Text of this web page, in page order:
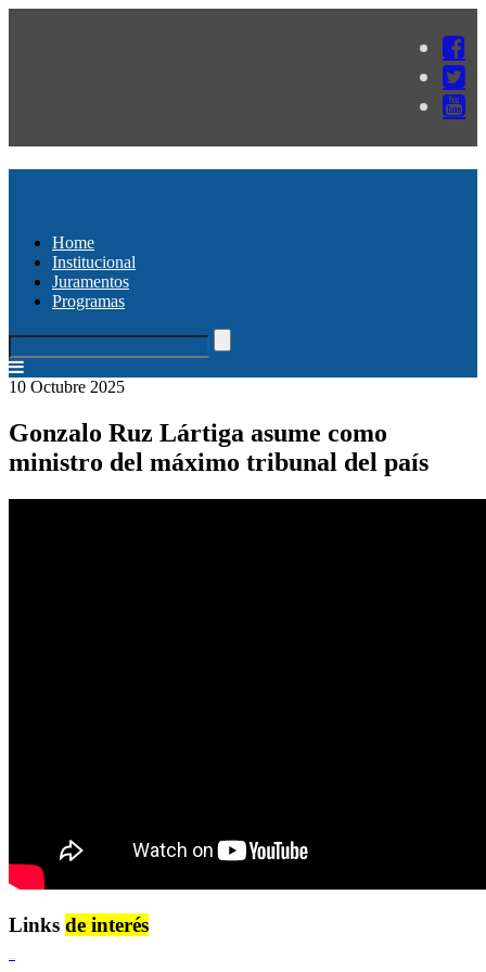
Home
Institucional
Juramentos
Programas
10 Octubre 2025
Gonzalo Ruz Lártiga asume como
ministro del máximo tribunal del país
Links de interés